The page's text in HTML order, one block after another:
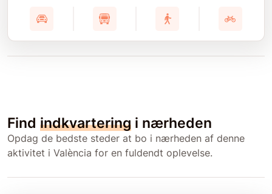
Find indkvartering i nærheden
Opdag de bedste steder at bo i nærheden af denne
aktivitet i València for en fuldendt oplevelse.